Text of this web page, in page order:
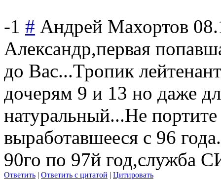
-1 # Андрей Махортов
Александр,первая
до Вас...Тропик
дочерям 9 и 13 но даже
натуральный...Не
выработавшееся с 96
90го по 97й год,служба
Ответить | Ответить с цитатой | Цитировать